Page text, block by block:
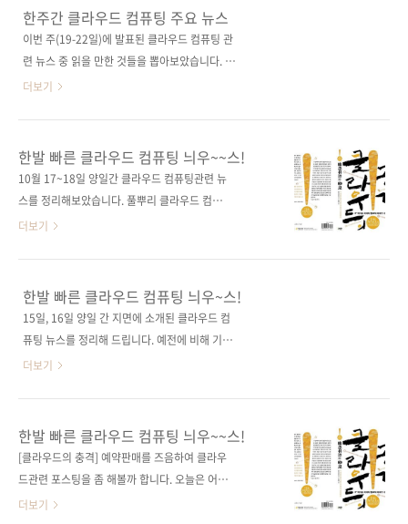
이 1/10만을 기대하기에 만들었습니다. 예약판
매를 하는 동안 눈에 띄는 판매를 보여주지 못해
1/10의 기대마저 접으려는 찰나에 전자신문의
소개와 블로그 및 인터넷서..
보실 수 있습니다. 도서 구매 사이트
한주간 클라우드 컴퓨팅 주요 뉴스
이번 주(19-22일)에 발표된 클라우드 컴퓨팅 관
련 뉴스 중 읽을 만한 것들을 뽑아보았습니다. 가
트너가 뽑은 2010년 10대 전략기술 그 첫번째
눈에 띄네요. 클라우드 컴퓨팅·그린IT… 가트너
가 뽑은 전략기술 파이낸셜뉴스 가트너가 발표
한 10대 전략기술은 클라우드 컴퓨팅, 고급 분
터 센터의 재구성, 소셜 컴퓨팅, 보안 및 작업 감
시, 플래시 메모리, 가용성을 위한 가상화, 모바
션 딜리버리(ADC) 부문 리더 업체로 선정 케이
벤치 시트릭스 넷스케일러는 최근 데이터센터의
클라우드 서비스 및 웹 2.0 애플리케이션 딜리버
리에..
더보기
한발 빠른 클라우드 컴퓨팅 늬우~~스!
10월 17~18일 양일간 클라우드 컴퓨팅관련 뉴
스를 정리해보았습니다. 풀뿌리 클라우드 컴퓨
팅 `첫 선` 전자신문 IT/과학 충청북도 출연기
문서관리시스템(EDMS) 서비스를 제공하기 위
한 ‘클라우드컴퓨팅 환경조성 및 EDMS 구축 사
업’을 마무리하고 11월 말 서비스를 시작한다고
진다 디지털데일리 삼성SDS가 최근 핵심사업으
로 육성하고 있는 '클라우드서비스' 분야는 삼성
니스 모델이라는 평가를 받고 있다. 차세대 이통
시장 주도권 경쟁 '불꽃' 서울경제 차세대 이동통
신 시장의 주도권을 잡기 위한 KT와 SK텔레콤
의 경쟁이 가열되고..
더보기
한발 빠른 클라우드 컴퓨팅 늬우~스!
15일, 16일 양일 간 지면에 소개된 클라우드 컴
퓨팅 뉴스를 정리해 드립니다. 예전에 비해 기사
가 부쩍 많아진 것이 국내에서도 본격적인 관심
우드 컴퓨팅, 통합커뮤니케이션(UC) 등 새로운
ICT서비스 시장을 개척할 수 있는 계기를 마련
하게 됐다"며 "향후 전략적 제휴를 지속적으로
로 도약할 것"이라고 말했다. 한국레드햇, 내달
더보기
한발 빠른 클라우드 컴퓨팅 늬우~~스!
[클라우드의 충격] 예약판매를 즈음하여 클라우
드관련 포스팅을 좀 해볼까 합니다. 오늘은 어제
오늘 다뤄진 클라우드관련 뉴스들을 정리해보았
더보기